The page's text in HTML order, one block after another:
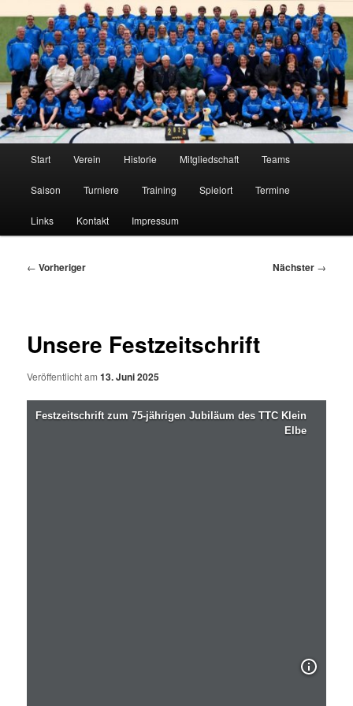
primären
Inhalt
springenTTC Edelweiß Klein Elbe
Tischtennis im Innerstetal seit 1950
Start Verein Historie Mitgliedschaft Teams
Saison Turniere Training Spielort Termine
Links Kontakt Impressum
Beitragsnavigation
← Vorheriger Nächster →
Unsere Festzeitschrift
Veröffentlicht am13. Juni 2025